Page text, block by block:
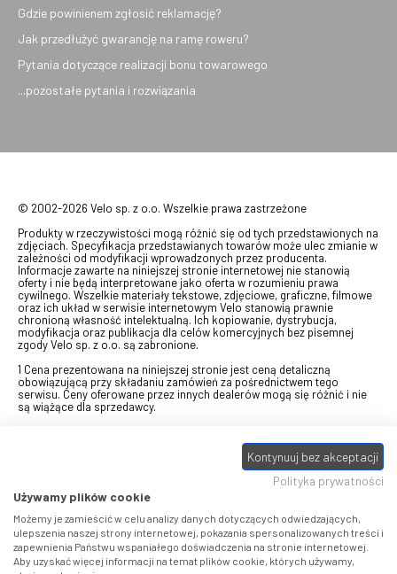
Gdzie powinienem zgłosić reklamację?
Jak przedłużyć gwarancję na ramę roweru?
Pytania dotyczące realizacji bonu towarowego
...pozostałe pytania i rozwiązania
© 2002-2026 Velo sp. z o.o. Wszelkie prawa zastrzeżone
Produkty w rzeczywistości mogą różnić się od tych przedstawionych na
zdjęciach. Specyfikacja przedstawianych towarów może ulec zmianie w
zależności od modyfikacji wprowadzonych przez producenta.
Informacje zawarte na niniejszej stronie internetowej nie stanowią
oferty i nie będą interpretowane jako oferta w rozumieniu prawa
cywilnego. Wszelkie materiały tekstowe, zdjęciowe, graficzne, filmowe
oraz ich układ w serwisie internetowym Velo stanowią prawnie
chronioną własność intelektualną. Ich kopiowanie, dystrybucja,
modyfikacja oraz publikacja dla celów komercyjnych bez pisemnej
zgody Velo sp. z o.o. są zabronione.
1 Cena prezentowana na niniejszej stronie jest ceną detaliczną
obowiązującą przy składaniu zamówień za pośrednictwem tego
serwisu. Ceny oferowane przez innych dealerów mogą się różnić i nie
są wiążące dla sprzedawcy.
swój bon" na towary z oferty VELO, aktualnie dostępnej na stronie
, w ramach sprzedaży premiowej. Dowiedz się jak
stronie promocji. Prezentowana wartość
eBonu uwzględnia fakt wyrażenia - w procesie rejestracji w Panelu
klienta- zgody na otrzymywanie drogą mailową informacji handlowo-
marketingowe, np. newsletter rowerowy. W przypadku braku zgody
wartość eBonu zostanie obniżona o 10 zł.
Pamiętaj, że eBony za produkty SIDI dotyczą zakupów w sklepach
SIDI Center, produkty Castelli zakupów w placówkach tworzących
Kontynuuj bez akceptacji
Polityka prywatności
Używamy plików cookie
Możemy je zamieścić w celu analizy danych dotyczących odwiedzających,
ulepszenia naszej strony internetowej, pokazania spersonalizowanych treści i
zapewnienia Państwu wspaniałego doświadczenia na stronie internetowej.
Aby uzyskać więcej informacji na temat plików cookie, których używamy,